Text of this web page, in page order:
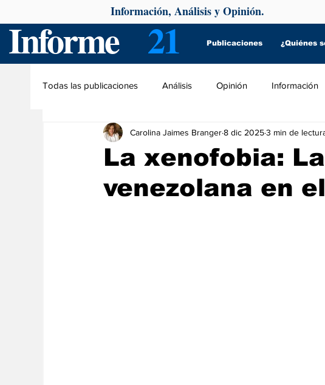
Informe 21 Publicaciones ¿Quiénes
Información, Análisis y Opinión.
Todas las publicaciones Análisis Opinión Información
La xenofobia:
venezolana en
Carolina Jaimes Branger8 dic 20253 min de